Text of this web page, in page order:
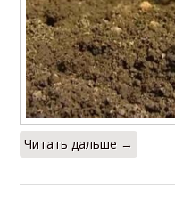
Читать дальше →